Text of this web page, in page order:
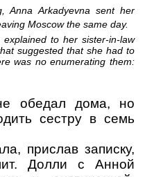
Anna Arkadyevna sent her
Moscow the same day.
to her sister-in-law
suggested that she had to
was no enumerating them:
обедал дома, но
сестру в семь
прислав записку,
Долли с Анной